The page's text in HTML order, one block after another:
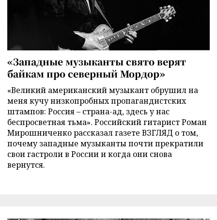
«Западные музыканты свято верят
байкам про северный Мордор»
«Великий американский музыкант обрушил на
меня кучу низкопробных пропагандистских
штампов: Россия – страна-ад, здесь у нас
беспросветная тьма». Российский гитарист Роман
Мирошниченко рассказал газете ВЗГЛЯД о том,
почему западные музыканты почти прекратили
свои гастроли в России и когда они снова
вернутся.